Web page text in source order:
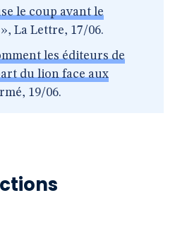
le coup avant le
», La Lettre, 17/06.
les éditeurs de
du lion face aux
19/06.